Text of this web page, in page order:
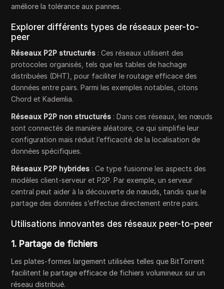
améliore la tolérance aux pannes.
Explorer différents types de réseaux peer-to-
peer
Réseaux P2P structurés : Ces réseaux utilisent des
protocoles organisés, tels que les tables de hachage
distribuées (DHT), pour faciliter le routage efficace des
données entre pairs. Parmi les exemples notables, citons
Chord et Kademlia.
Réseaux P2P non structurés : Dans ces réseaux, les nœuds
sont connectés de manière aléatoire, ce qui simplifie leur
configuration mais réduit l’efficacité de la localisation de
données spécifiques.
Réseaux P2P hybrides : Ce type fusionne les aspects des
modèles client-serveur et P2P. Par exemple, un serveur
central peut aider à la découverte de nœuds, tandis que le
partage des données s’effectue directement entre pairs.
Utilisations innovantes des réseaux peer-to-peer
1. Partage de fichiers
Les plates-formes largement utilisées telles que BitTorrent
facilitent le partage efficace de fichiers volumineux sur un
réseau distribué.